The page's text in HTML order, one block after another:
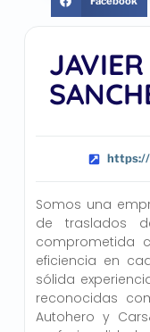
https://
Somos una
de traslados
comprometida
eficiencia en
sólida
reconocidas
Autohero y